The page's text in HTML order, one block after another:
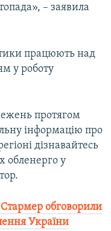
– заявила
працюють над
у роботу
протягом
інформацію про
дізнавайтесь
обленерго у
обговорили
України